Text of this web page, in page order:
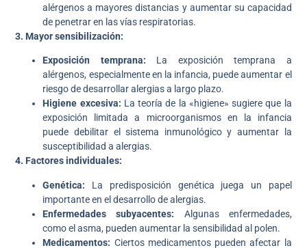
alérgenos a mayores distancias y aumentar su capacidad
de penetrar en las vías respiratorias.
3. Mayor sensibilización:
Exposición temprana: La exposición temprana a
alérgenos, especialmente en la infancia, puede aumentar el
riesgo de desarrollar alergias a largo plazo.
Higiene excesiva: La teoría de la «higiene» sugiere que la
exposición limitada a microorganismos en la infancia
puede debilitar el sistema inmunológico y aumentar la
susceptibilidad a alergias.
4. Factores individuales:
Genética: La predisposición genética juega un papel
importante en el desarrollo de alergias.
Enfermedades subyacentes: Algunas enfermedades,
como el asma, pueden aumentar la sensibilidad al polen.
Medicamentos: Ciertos medicamentos pueden afectar la